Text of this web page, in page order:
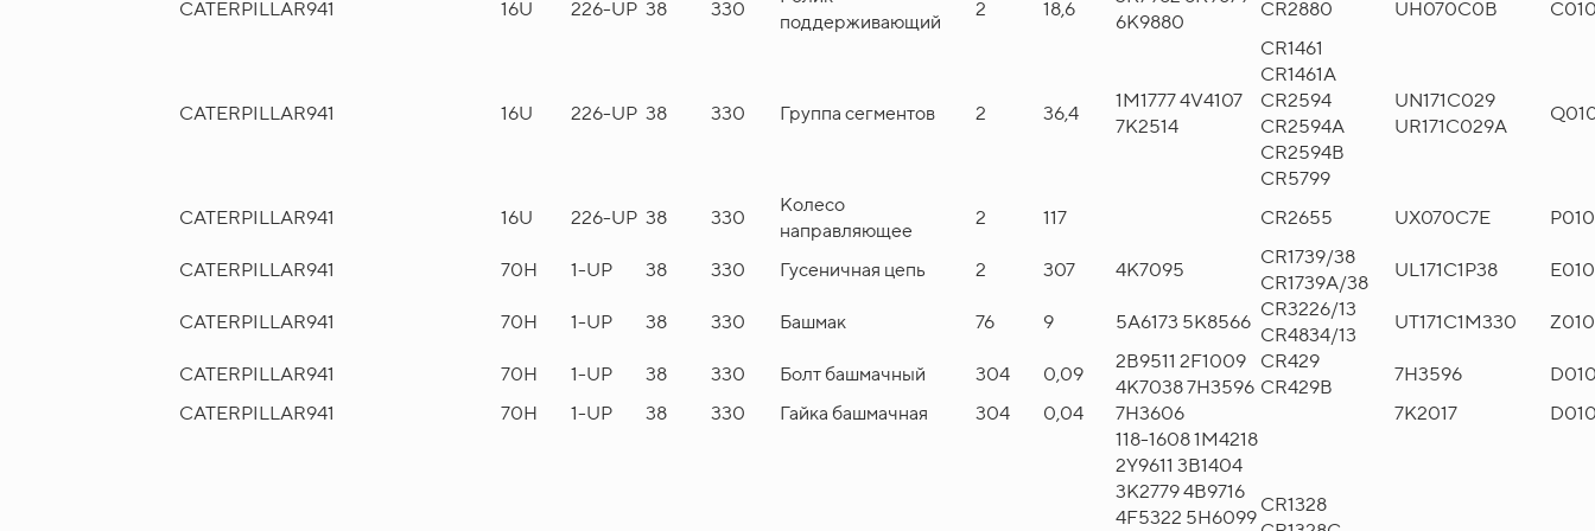
CATERPILLAR941 16U 226-UP 38 330
поддерживающий
2 18,6
6K9880
CR2880 UH070C0B
CATERPILLAR941 16U 226-UP 38 330 Группа сегментов 2 36,4
1M1777 4V4107
7K2514
CR1461
CR1461A
CR2594
CR2594A
CR2594B
CR5799
UN171C029
UR171C029A
CATERPILLAR941 16U 226-UP 38 330
Колесо
направляющее
2 117 CR2655 UX070C7E
CATERPILLAR941 70H 1-UP 38 330 Гусеничная цепь 2 307 4K7095
CR1739/38
CR1739A/38
UL171C1P38
CATERPILLAR941 70H 1-UP 38 330 Башмак 76 9 5A6173 5K8566
CR3226/13
CR4834/13
UT171C1M330
CATERPILLAR941 70H 1-UP 38 330 Болт башмачный 304 0,09
2B9511 2F1009
4K7038 7H3596
CR429
CR429B
7H3596
CATERPILLAR941 70H 1-UP 38 330 Гайка башмачная 304 0,04 7H3606 7K2017
118-1608 1M4218
2Y9611 3B1404
3K2779 4B9716
4F5322 5H6099
CR1328